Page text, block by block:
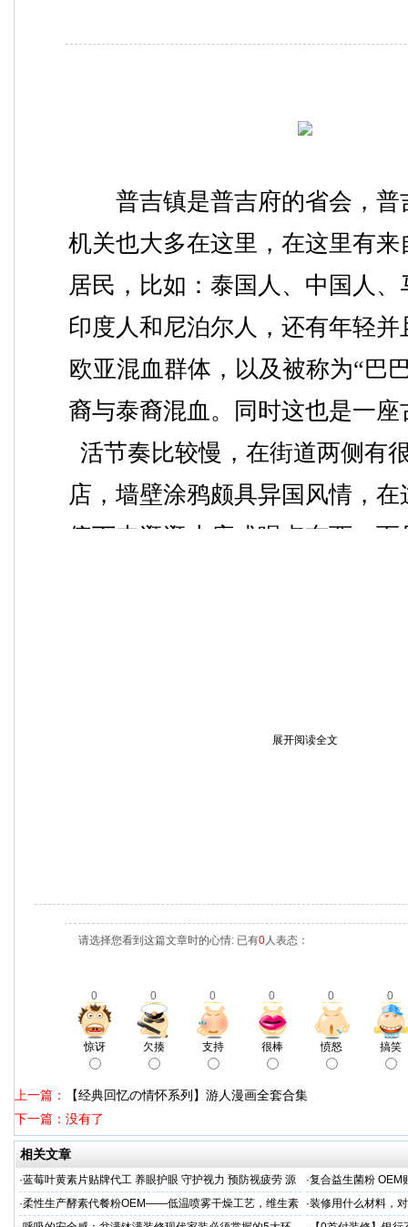
普吉镇是普吉府的省会，普
机关也大多在这里，在这里有来
居民，比如：泰国人、中国人
印度人和尼泊尔人，还有年轻并
欧亚混血群体，以及被称为“巴
裔与泰裔混血。同时这也是一座
活节奏比较慢，在街道两侧有
店，墙壁涂鸦颇具异国风情，
停下来逛逛小店或喝点东西，
展开阅读全文
请选择您看到这篇文章时的心情: 已有0人表态：
0 0 0 0 0 0
惊讶 欠揍 支持 很棒 愤怒 搞笑
上一篇：
【经典回忆の情怀系列】游人漫画全套合集
下一篇：没有了
相关文章
·蓝莓叶黄素片贴牌代工 养眼护眼 守护视力 预防视疲劳 源
头直供
·复合益生菌粉 OEM
业制造商
·柔性生产酵素代餐粉OEM——低温喷雾干燥工艺，维生素
·装修用什么材料，